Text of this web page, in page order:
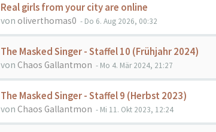
Real girls from your city are online
von oliverthomas0 - Do 6. Aug 2026, 00:32
The Masked Singer - Staffel 10 (Frühjahr 2024)
von Chaos Gallantmon - Mo 4. Mär 2024, 21:27
The Masked Singer - Staffel 9 (Herbst 2023)
von Chaos Gallantmon - Mi 11. Okt 2023, 12:24